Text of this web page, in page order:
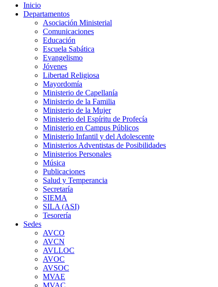
Inicio
Departamentos
Asociación Ministerial
Comunicaciones
Educación
Escuela Sabática
Evangelismo
Jóvenes
Libertad Religiosa
Mayordomía
Ministerio de Capellanía
Ministerio de la Familia
Ministerio de la Mujer
Ministerio del Espíritu de Profecía
Ministerio en Campus Públicos
Ministerio Infantil y del Adolescente
Ministerios Adventistas de Posibilidades
Ministerios Personales
Música
Publicaciones
Salud y Temperancia
Secretaría
SIEMA
SILA (ASI)
Tesorería
Sedes
AVCO
AVCN
AVLLOC
AVOC
AVSOC
MVAE
MVAC